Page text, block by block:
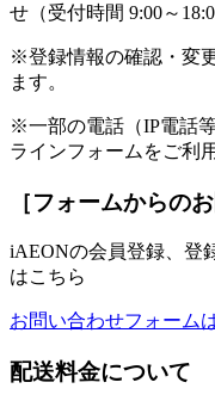
せ（受付時間 9:00～
※登録情報の確認・変
ます。
※一部の電話（IP電話
ラインフォームをご利
［フォームからの
iAEONの会員登録、登
はこちら
お問い合わせフォーム
配送料金について